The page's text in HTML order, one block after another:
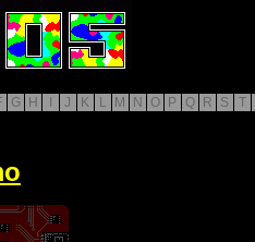
G H J K L M N O P Q R S T